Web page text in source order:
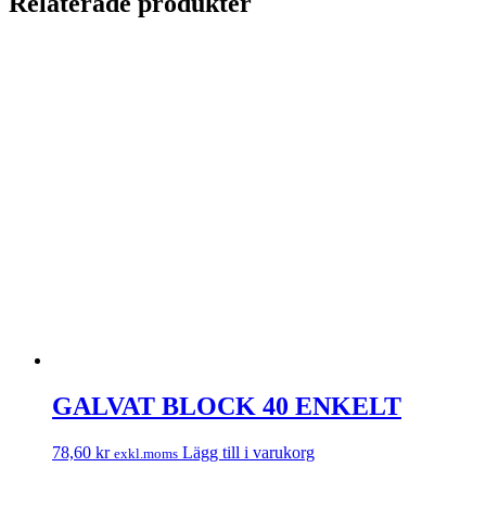
GALVAT BLOCK 40 ENKELT
78,60 kr exkl.moms Lägg till i varukorg